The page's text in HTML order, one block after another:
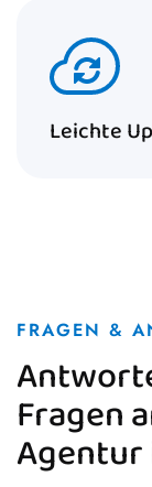
Leichte
FRAGEN &
Fragen